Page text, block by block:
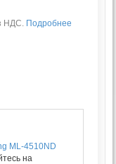
НДС. Подробнее
ML-4510ND
на